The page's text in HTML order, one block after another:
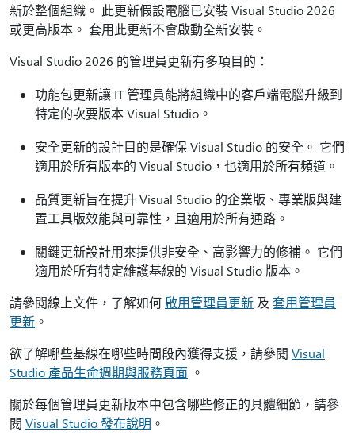
新於整個組織。 此更新假設電腦已安裝 Visual Studio 2026
或更高版本。 套用此更新不會啟動全新安裝。
Visual Studio 2026 的管理員更新有多項目的：
功能包更新讓 IT 管理員能將組織中的客戶端電腦升級到
特定的次要版本 Visual Studio。
安全更新的設計目的是確保 Visual Studio 的安全。 它們
適用於所有版本的 Visual Studio，也適用於所有頻道。
品質更新旨在提升 Visual Studio 的企業版、專業版與建
置工具版效能與可靠性，且適用於所有通路。
關鍵更新設計用來提供非安全、高影響力的修補。 它們
適用於所有特定維護基線的 Visual Studio 版本。
請參閱線上文件，了解如何 啟用管理員更新 及 套用管理員
更新 。
欲了解哪些基線在哪些時間段內獲得支援，請參閱 Visual
Studio 產品生命週期與服務頁面 。
關於每個管理員更新版本中包含哪些修正的具體細節，請參
閱 Visual Studio 發布說明 。